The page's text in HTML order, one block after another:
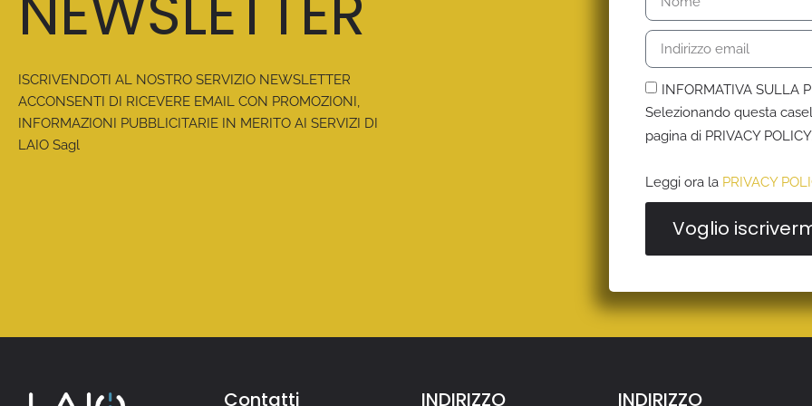
ISCRIVENDOTI AL NOSTRO SERVIZIO NEWSLETTER
ACCONSENTI DI RICEVERE EMAIL CON PROMOZIONI,
INFORMAZIONI PUBBLICITARIE IN MERITO AI SERVIZI DI
LAIO Sagl
INFORMATIVA SULLA
Selezionando questa
pagina di PRIVACY
Leggi ora la PRIVACY
Voglio
Contatti INDIRIZZO INDIRIZZO